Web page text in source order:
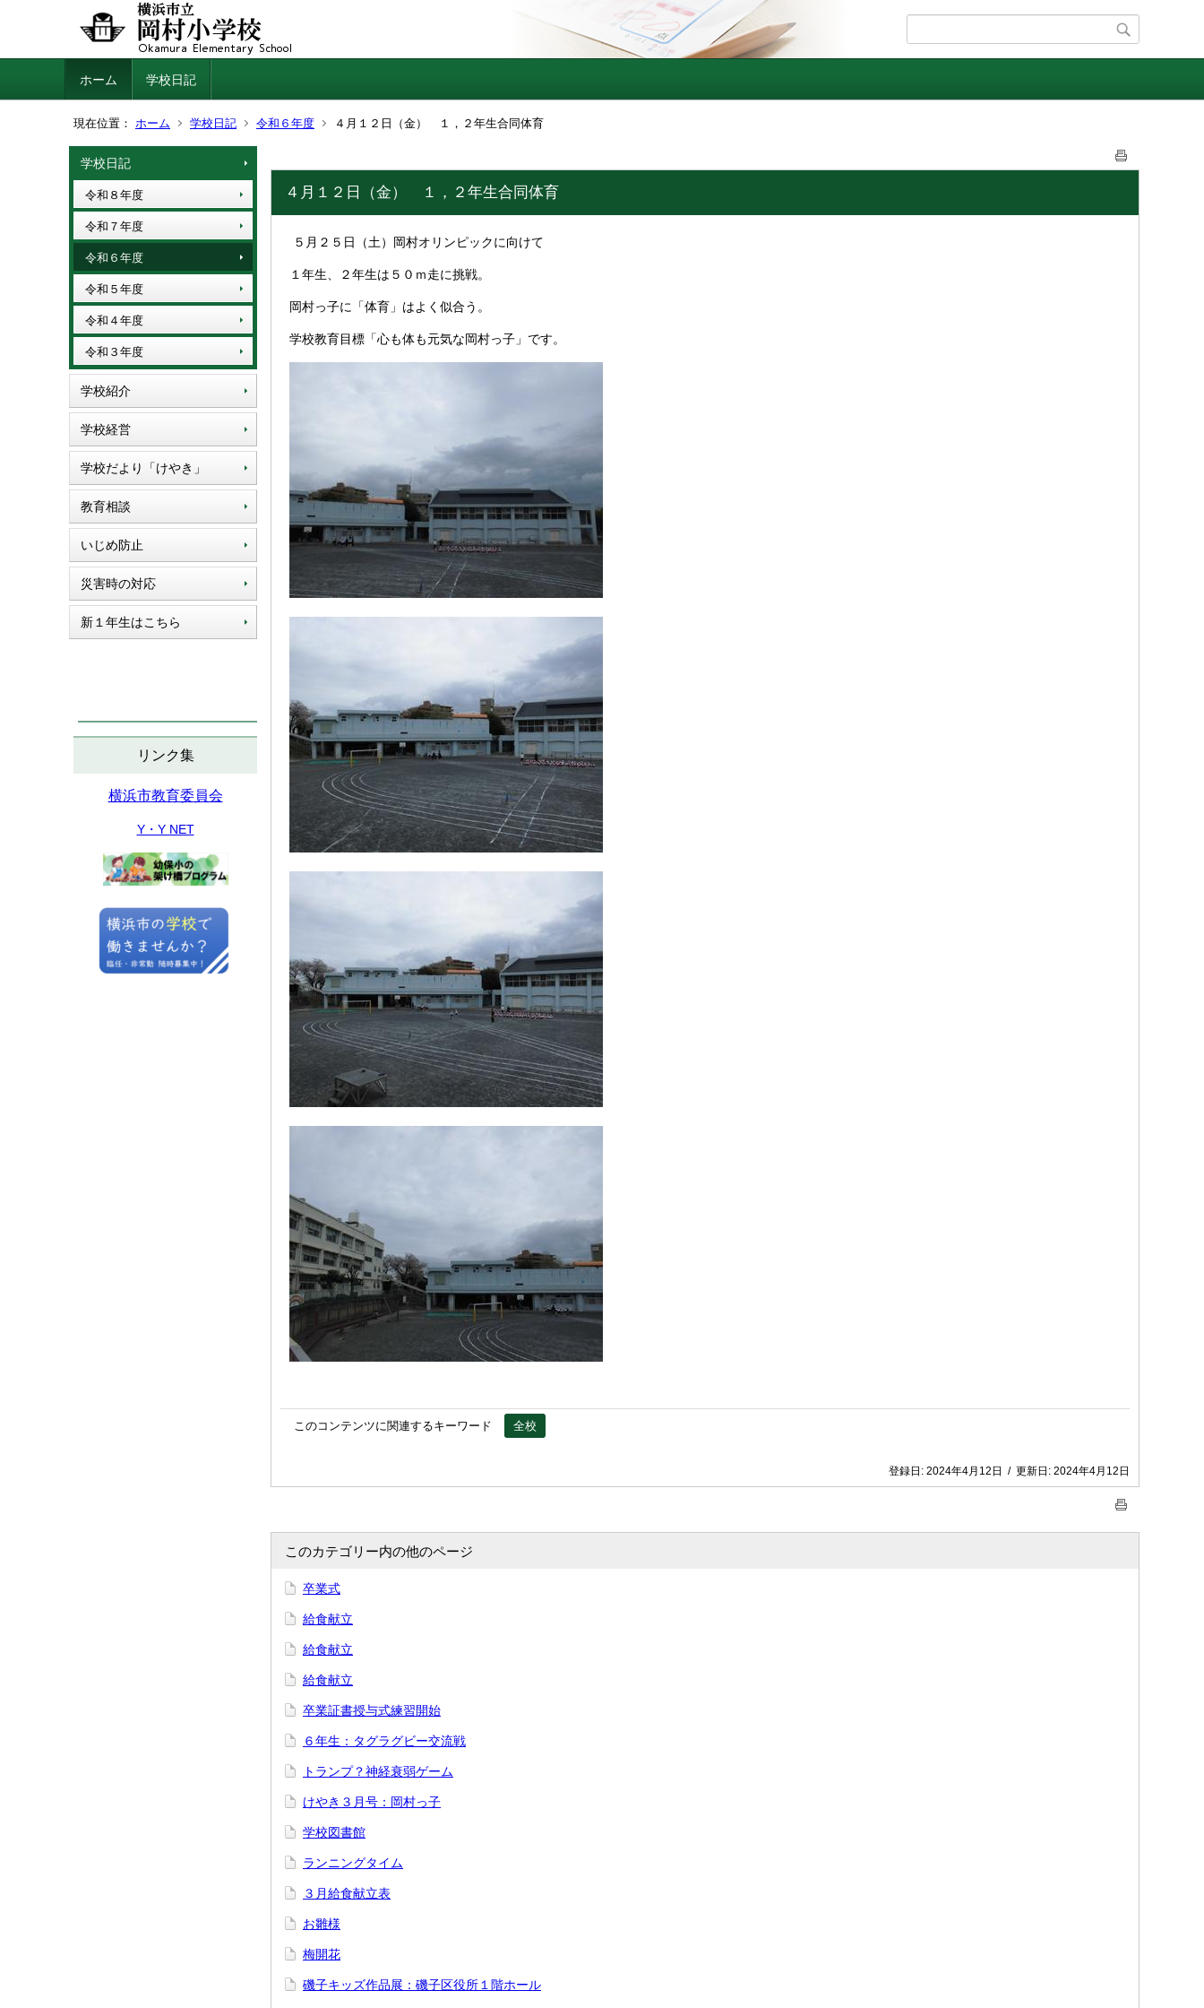
ホーム 学校日記
現在位置： ホーム 学校日記 令和６年度 ４月１２日（金） １，２年生合同体育
学校日記
令和８年度
令和７年度
令和６年度
令和５年度
令和４年度
令和３年度
学校紹介
学校経営
学校だより「けやき」
教育相談
いじめ防止
災害時の対応
新１年生はこちら
リンク集
横浜市教育委員会
Y・Y NET
４月１２日（金） １，２年生合同体育
５月２５日（土）岡村オリンピックに向けて
１年生、２年生は５０ｍ走に挑戦。
岡村っ子に「体育」はよく似合う。
学校教育目標「心も体も元気な岡村っ子」です。
このコンテンツに関連するキーワード 全校
登録日: 2024年4月12日 / 更新日: 2024年4月12日
このカテゴリー内の他のページ
卒業式
給食献立
給食献立
給食献立
卒業証書授与式練習開始
６年生：タグラグビー交流戦
トランプ？神経衰弱ゲーム
けやき３月号：岡村っ子
学校図書館
ランニングタイム
３月給食献立表
お雛様
梅開花
磯子キッズ作品展：磯子区役所１階ホール